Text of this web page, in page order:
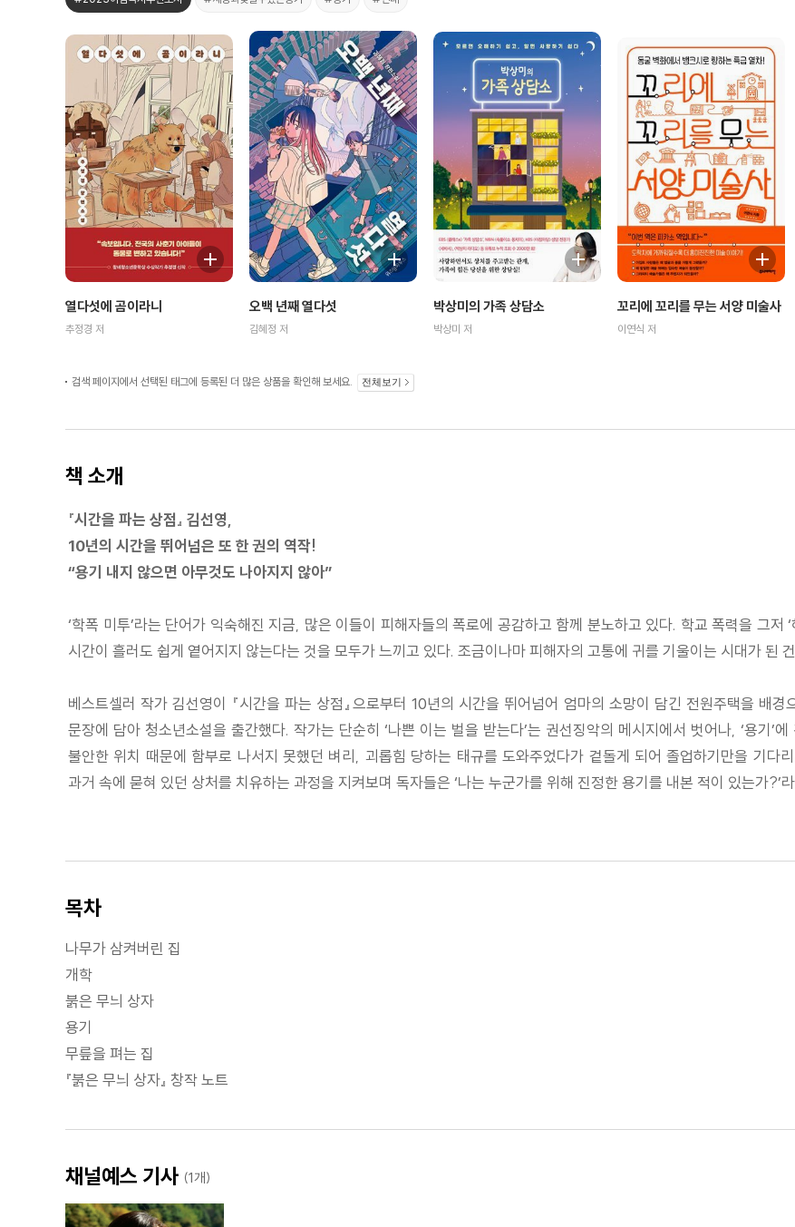
열다섯에 곰이라니
추정경 저
오백 년째 열다섯
김혜정 저
박상미의 가족 상담소
박상미 저
꼬리에 꼬리를 무는 서양 미술사
이연식 저
검색 페이지에서 선택된 태그에 등록된 더 많은 상품을 확인해 보세요. 전체보기
책 소개
『시간을 파는 상점』 김선영,
10년의 시간을 뛰어넘은 또 한 권의 역작!
“용기 내지 않으면 아무것도 나아지지 않아”
‘학폭 미투’라는 단어가 익숙해진 지금, 많은 이들이 피해자들의 폭로에 공감하고 함께 분노하고 있다. 학교 폭력을 그저
시간이 흘러도 쉽게 옅어지지 않는다는 것을 모두가 느끼고 있다. 조금이나마 피해자의 고통에 귀를 기울이는 시대가 된
베스트셀러 작가 김선영이 『시간을 파는 상점』으로부터 10년의 시간을 뛰어넘어 엄마의 소망이 담긴 전원주택을 배
문장에 담아 청소년소설을 출간했다. 작가는 단순히 ‘나쁜 이는 벌을 받는다’는 권선징악의 메시지에서 벗어나, ‘용기’
불안한 위치 때문에 함부로 나서지 못했던 벼리, 괴롭힘 당하는 태규를 도와주었다가 겉돌게 되어 졸업하기만을 기다
과거 속에 묻혀 있던 상처를 치유하는 과정을 지켜보며 독자들은 ‘나는 누군가를 위해 진정한 용기를 내본 적이 있는가?’
목차
나무가 삼켜버린 집
개학
붉은 무늬 상자
용기
무릎을 펴는 집
『붉은 무늬 상자』 창작 노트
채널예스 기사 (1개)